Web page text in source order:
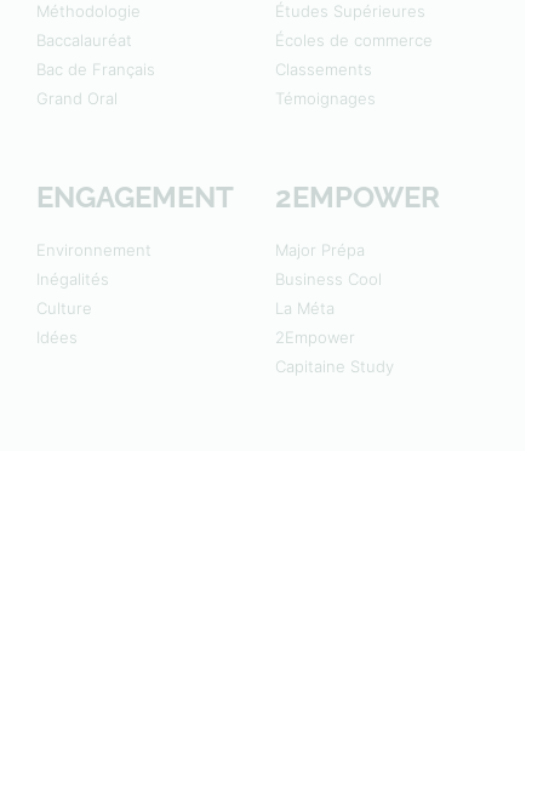
Méthodologie
Baccalauréat
Bac de Français
Grand Oral
Études Supérieures
Écoles de commerce
Classements
Témoignages
ENGAGEMENT
Environnement
Inégalités
Culture
Idées
2EMPOWER
Major Prépa
Business Cool
La Méta
2Empower
Capitaine Study